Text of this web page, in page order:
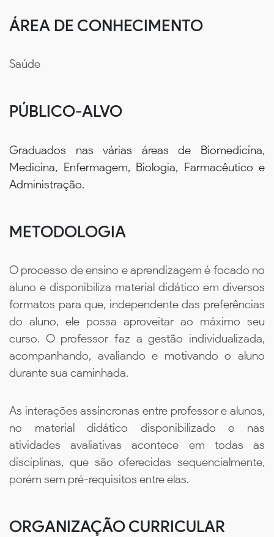
ÁREA DE CONHECIMENTO
Saúde
PÚBLICO-ALVO
Graduados nas várias áreas de Biomedicina,
Medicina, Enfermagem, Biologia, Farmacêutico e
Administração.
METODOLOGIA
O processo de ensino e aprendizagem é focado no
aluno e disponibiliza material didático em diversos
formatos para que, independente das preferências
do aluno, ele possa aproveitar ao máximo seu
curso. O professor faz a gestão individualizada,
acompanhando, avaliando e motivando o aluno
durante sua caminhada.
As interações assíncronas entre professor e alunos,
no material didático disponibilizado e nas
atividades avaliativas acontece em todas as
disciplinas, que são oferecidas sequencialmente,
porém sem pré-requisitos entre elas.
ORGANIZAÇÃO CURRICULAR